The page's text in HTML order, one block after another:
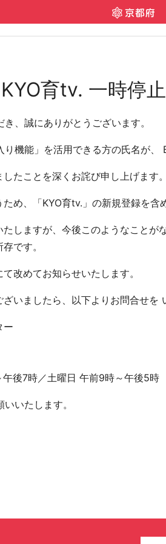
KYO育tv. 一時停
、誠にありがとうございます。
機能」を活用できる方の氏名が
たことを深くお詫び申し上げます。
め、「KYO育tv.」の新規登録を含
しますが、今後このようなこと
です。
改めてお知らせいたします。
いましたら、以下よりお問合せを
ー
後7時／土曜日 午前9時～午後5時
いたします。